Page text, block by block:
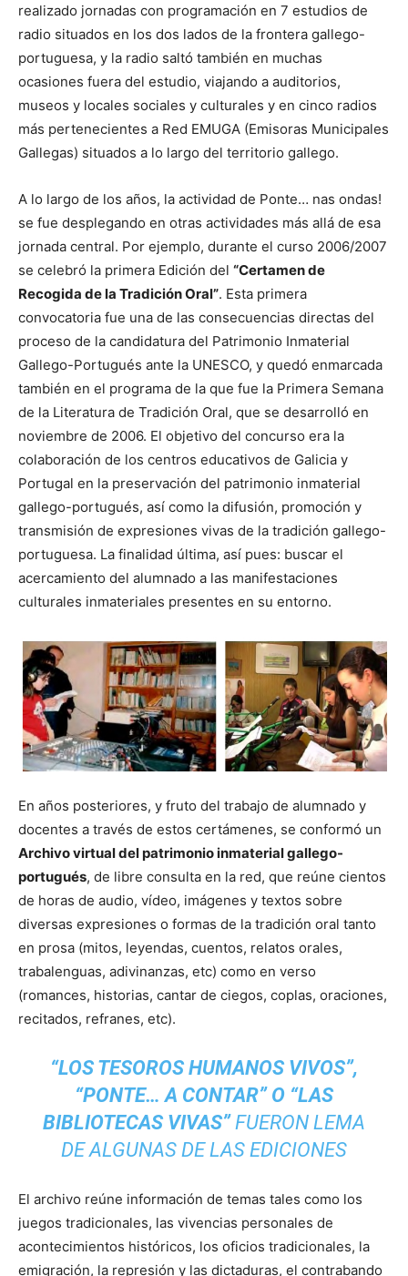
realizado jornadas con programación en 7 estudios de
radio situados en los dos lados de la frontera gallego-
portuguesa, y la radio saltó también en muchas
ocasiones fuera del estudio, viajando a auditorios,
museos y locales sociales y culturales y en cinco radios
más pertenecientes a Red EMUGA (Emisoras Municipales
Gallegas) situados a lo largo del territorio gallego.
A lo largo de los años, la actividad de Ponte… nas ondas!
se fue desplegando en otras actividades más allá de esa
jornada central. Por ejemplo, durante el curso 2006/2007
se celebró la primera Edición del “Certamen de
Recogida de la Tradición Oral”. Esta primera
convocatoria fue una de las consecuencias directas del
proceso de la candidatura del Patrimonio Inmaterial
Gallego-Portugués ante la UNESCO, y quedó enmarcada
también en el programa de la que fue la Primera Semana
de la Literatura de Tradición Oral, que se desarrolló en
noviembre de 2006. El objetivo del concurso era la
colaboración de los centros educativos de Galicia y
Portugal en la preservación del patrimonio inmaterial
gallego-portugués, así como la difusión, promoción y
transmisión de expresiones vivas de la tradición gallego-
portuguesa. La finalidad última, así pues: buscar el
acercamiento del alumnado a las manifestaciones
culturales inmateriales presentes en su entorno.
En años posteriores, y fruto del trabajo de alumnado y
docentes a través de estos certámenes, se conformó un
Archivo virtual del patrimonio inmaterial gallego-
portugués, de libre consulta en la red, que reúne cientos
de horas de audio, vídeo, imágenes y textos sobre
diversas expresiones o formas de la tradición oral tanto
en prosa (mitos, leyendas, cuentos, relatos orales,
trabalenguas, adivinanzas, etc) como en verso
(romances, historias, cantar de ciegos, coplas, oraciones,
recitados, refranes, etc).
“LOS TESOROS HUMANOS VIVOS”,
“PONTE… A CONTAR” O “LAS
BIBLIOTECAS VIVAS”FUERON LEMA
DE ALGUNAS DE LAS EDICIONES
El archivo reúne información de temas tales como los
juegos tradicionales, las vivencias personales de
acontecimientos históricos, los oficios tradicionales, la
emigración, la represión y las dictaduras, el contrabando